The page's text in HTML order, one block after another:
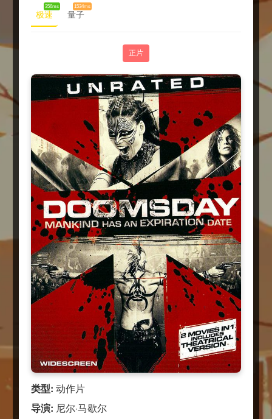
极速
356ms
量子
1534ms
正片
类型: 动作片
导演: 尼尔·马歇尔